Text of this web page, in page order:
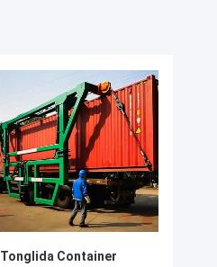
Tonglida Container